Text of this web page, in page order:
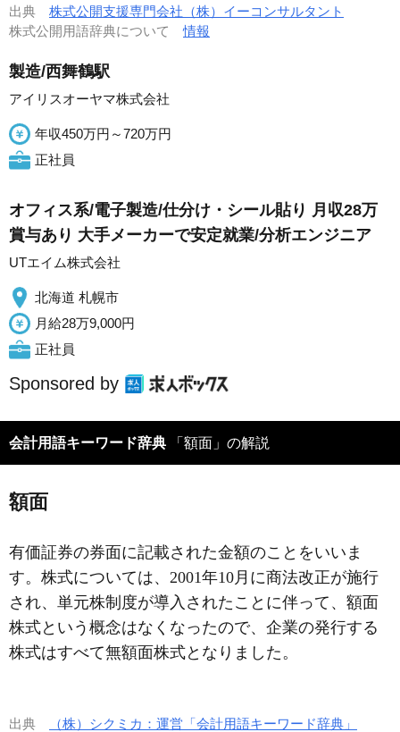
出典 株式公開支援専門会社（株）イーコンサルタント
株式公開用語辞典について情報
製造/西舞鶴駅
アイリスオーヤマ株式会社
年収450万円～720万円
正社員
オフィス系/電子製造/仕分け・シール貼り 月収28万
賞与あり 大手メーカーで安定就業/分析エンジニア
UTエイム株式会社
北海道 札幌市
月給28万9,000円
正社員
Sponsored by
会計用語キーワード辞典 「額面」の解説
額面
有価証券の券面に記載された金額のことをいいま
す。株式については、2001年10月に商法改正が施行
され、単元株制度が導入されたことに伴って、額面
株式という概念はなくなったので、企業の発行する
株式はすべて無額面株式となりました。
出典
（株）シクミカ：運営「会計用語キーワード辞典」